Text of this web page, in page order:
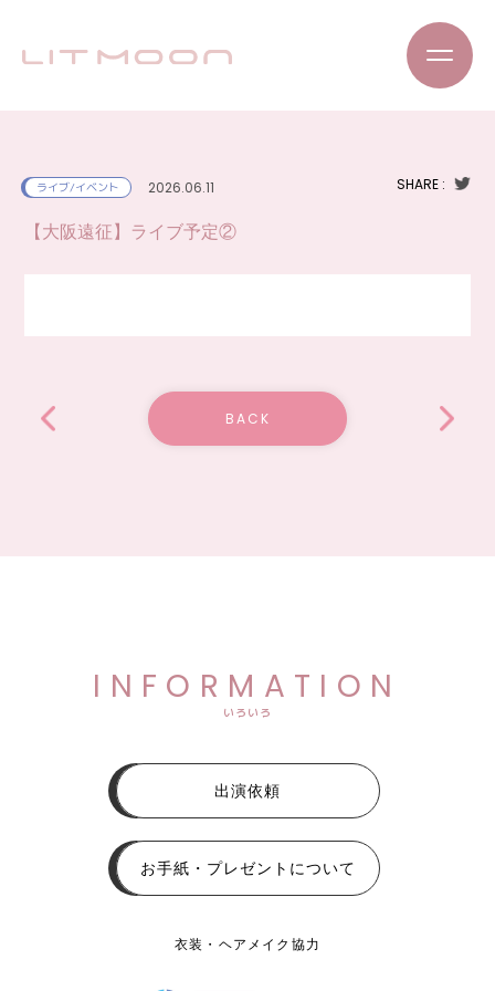
ライブ/イベント 2026.06.11 SHARE :
【大阪遠征】ライブ予定②
BACK
INFORMATION
いろいろ
出演依頼
お手紙・プレゼントについて
衣装・ヘアメイク協力